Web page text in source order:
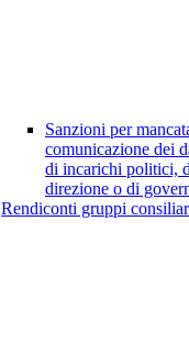
Sanzioni per
comunicazione dei
di incarichi politici,
direzione o di
Rendiconti gruppi